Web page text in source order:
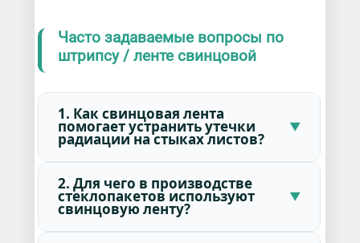
Часто задаваемые вопросы по
штрипсу / ленте свинцовой
1. Как свинцовая лента
помогает устранить утечки
радиации на стыках листов?
2. Для чего в производстве
стеклопакетов используют
свинцовую ленту?